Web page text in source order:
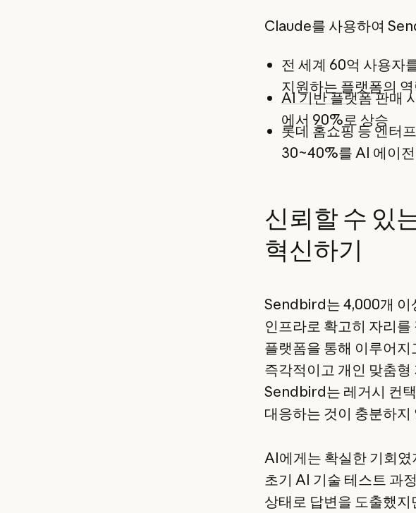
Claude를 사용하여
전 세계 60억 사용자
지원하는 플랫폼의
AI 기반 플랫폼판매
에서 90%로 상승
롯데 홈쇼핑 등 엔터
30~40%를 AI 에이
신뢰할 수 있
혁신하기
Sendbird는 4,000개 이
인프라로 확고히 자리
플랫폼을 통해 이루어
즉각적이고 개인 맞춤
Sendbird는 레거시 컨
대응하는 것이 충분하
AI에게는 확실한 기회
초기 AI 기술 테스트 과
상태로 답변을 도출했